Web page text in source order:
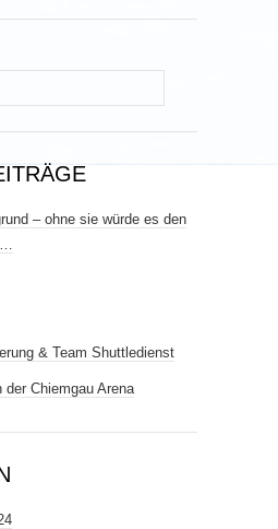
– ohne sie würde es den
& Team Shuttledienst
Chiemgau Arena